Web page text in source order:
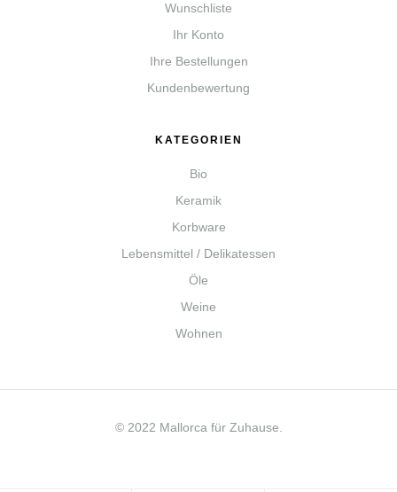
Wunschliste
Ihr Konto
Ihre Bestellungen
Kundenbewertung
KATEGORIEN
Bio
Keramik
Korbware
Lebensmittel / Delikatessen
Öle
Weine
Wohnen
© 2022 Mallorca für Zuhause.